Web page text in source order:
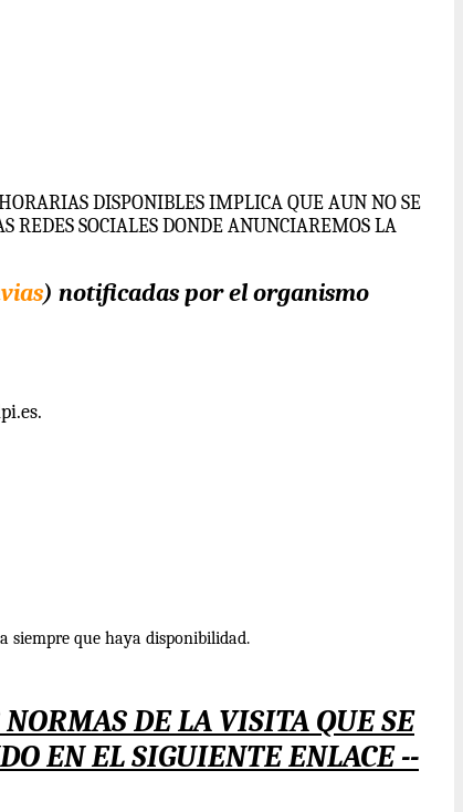
DISPONIBLES IMPLICA QUE AUN NO SE
REDES SOCIALES DONDE ANUNCIAREMOS LA
) notificadas por el organismo
siempre que haya disponibilidad.
DE LA VISITA QUE SE
EN EL SIGUIENTE ENLACE --